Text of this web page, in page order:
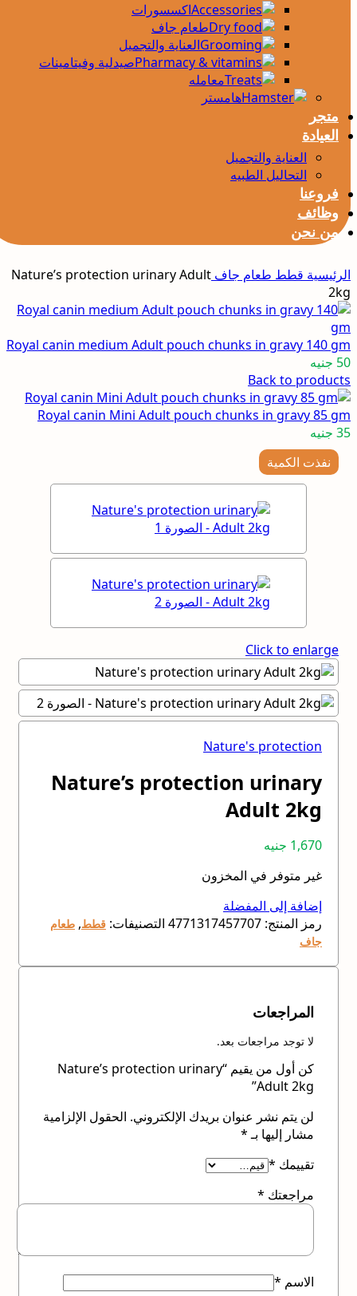
اكسسورات
طعام جاف
العناية والتجميل
صيدلية وفيتامينات
معامله
هامستر
متجر
العيادة
العناية والتجميل
التحاليل الطبيه
فروعنا
وظائف
من نحن
الرئيسية قطط طعام جاف Nature’s protection urinary Adult
2kg
Royal canin medium Adult pouch chunks in gravy 140 gm
50 جنيه
Back to products
Royal canin Mini Adult pouch chunks in gravy 85 gm
35 جنيه
نفذت الكمية
Click to enlarge
Nature's protection
Nature’s protection urinary
Adult 2kg
1,670 جنيه
غير متوفر في المخزون
إضافة إلى المفضلة
رمز المنتج: 4771317457707 التصنيفات: قطط, طعام
جاف
المراجعات
لا توجد مراجعات بعد.
كن أول من يقيم “Nature’s protection urinary
Adult 2kg”
لن يتم نشر عنوان بريدك الإلكتروني. الحقول الإلزامية
مشار إليها بـ*
تقييمك *
مراجعتك *
الاسم *